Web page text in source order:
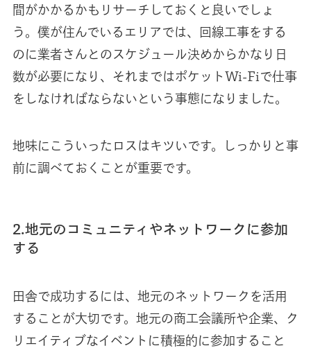
間がかかるかもリサーチしておくと良いでしょ
う。僕が住んでいるエリアでは、回線工事をする
のに業者さんとのスケジュール決めからかなり日
数が必要になり、それまではポケットWi-Fiで仕事
をしなければならないという事態になりました。
地味にこういったロスはキツいです。しっかりと事
前に調べておくことが重要です。
2.地元のコミュニティやネットワークに参加
する
田舎で成功するには、地元のネットワークを活用
することが大切です。地元の商工会議所や企業、ク
リエイティブなイベントに積極的に参加すること